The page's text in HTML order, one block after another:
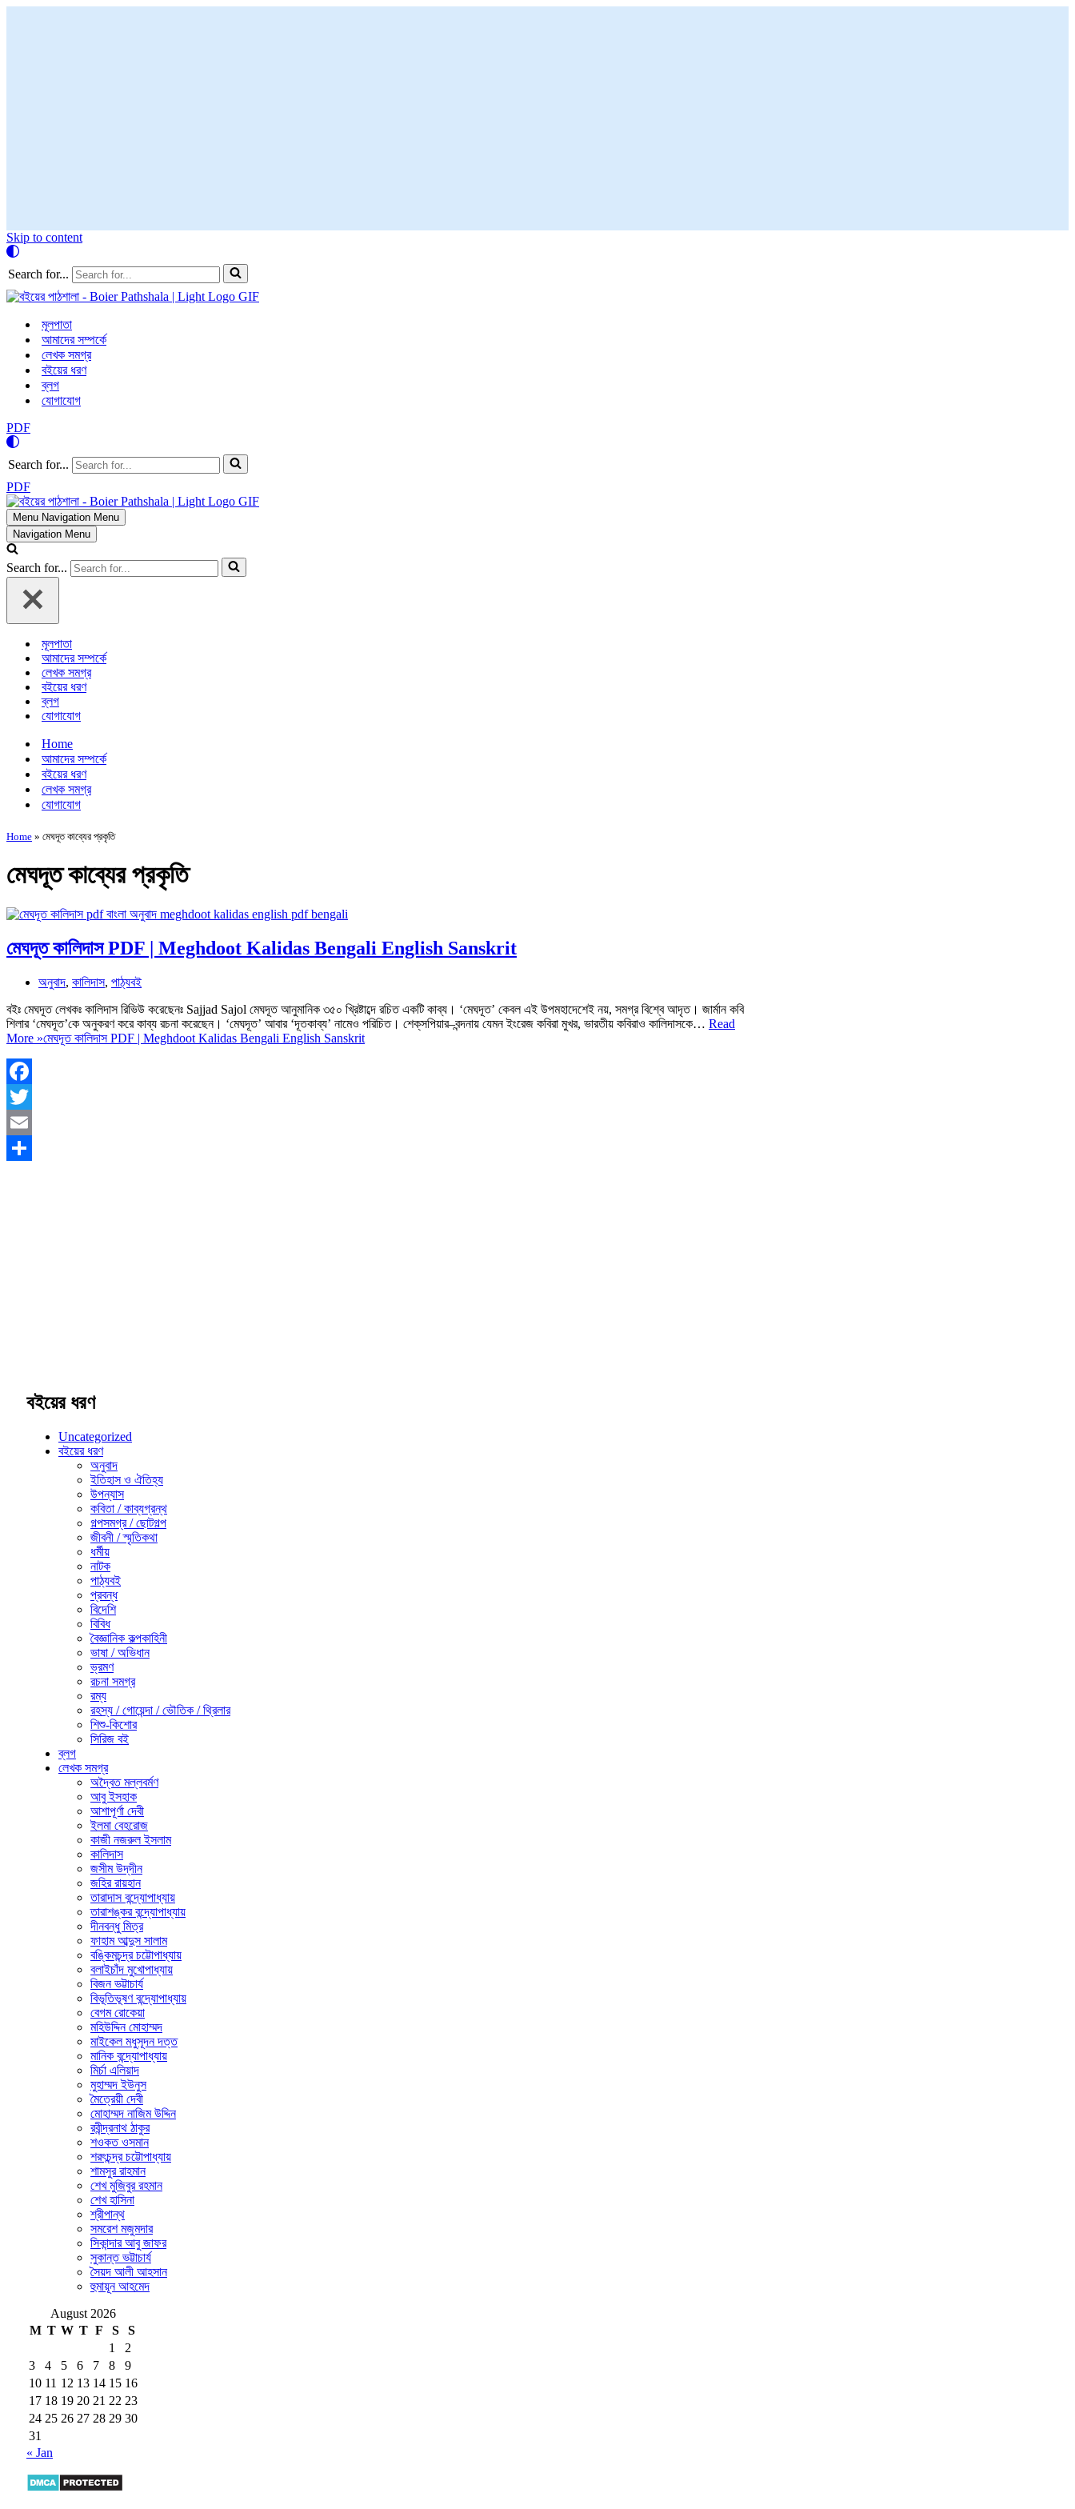
Skip to content
Search for...
মূলপাতা
আমাদের সম্পর্কে
লেখক সমগ্র
বইয়ের ধরণ
ব্লগ
যোগাযোগ
PDF
Search for...
PDF
Menu Navigation Menu
Navigation Menu
Search for...
মূলপাতা
আমাদের সম্পর্কে
লেখক সমগ্র
বইয়ের ধরণ
ব্লগ
যোগাযোগ
Home
আমাদের সম্পর্কে
বইয়ের ধরণ
লেখক সমগ্র
যোগাযোগ
Home » মেঘদূত কাব্যের প্রকৃতি
মেঘদূত কাব্যের প্রকৃতি
মেঘদূত কালিদাস PDF | Meghdoot Kalidas Bengali English Sanskrit
অনুবাদ, কালিদাস, পাঠ্যবই
বইঃ মেঘদূত লেখকঃ কালিদাস রিভিউ করেছেনঃ Sajjad Sajol মেঘদূত আনুমানিক ৩৫০ খ্রিষ্টাব্দে রচিত একটি কাব্য। ‘মেঘদূত’ কেবল এই উপমহাদেশেই নয়, সমগ্র বিশ্বে আদৃত। জার্মান কবি
শিলার ‘মেঘদূত’কে অনুকরণ করে কাব্য রচনা করেছেন। ‘মেঘদূত’ আবার ‘দূতকাব্য’ নামেও পরিচিত। শেক্‌সপিয়ার–বন্দনায় যেমন ইংরেজ কবিরা মুখর, ভারতীয় কবিরাও কালিদাসকে… Read
More »মেঘদূত কালিদাস PDF | Meghdoot Kalidas Bengali English Sanskrit
Facebook
Twitter
Email
বইয়ের ধরণ
Uncategorized
বইয়ের ধরণ
অনুবাদ
ইতিহাস ও ঐতিহ্য
উপন্যাস
কবিতা / কাব্যগ্রন্থ
গল্পসমগ্র / ছোটগল্প
জীবনী / স্মৃতিকথা
ধর্মীয়
নাটক
পাঠ্যবই
প্রবন্ধ
বিদেশি
বিবিধ
বৈজ্ঞানিক কল্পকাহিনী
ভাষা / অভিধান
ভ্রমণ
রচনা সমগ্র
রম্য
রহস্য / গোয়েন্দা / ভৌতিক / থ্রিলার
শিশু-কিশোর
সিরিজ বই
ব্লগ
লেখক সমগ্র
অদ্বৈত মল্লবর্মণ
আবু ইসহাক
আশাপূর্ণা দেবী
ইলমা বেহরোজ
কাজী নজরুল ইসলাম
কালিদাস
জসীম উদ্‌দীন
জহির রায়হান
তারাদাস বন্দ্যোপাধ্যায়
তারাশঙ্কর বন্দ্যোপাধ্যায়
দীনবন্ধু মিত্র
ফাহাম আব্দুস সালাম
বঙ্কিমচন্দ্র চট্টোপাধ্যায়
বলাইচাঁদ মুখোপাধ্যায়
বিজন ভট্টাচার্য
বিভূতিভূষণ বন্দ্যোপাধ্যায়
বেগম রোকেয়া
মহিউদ্দিন মোহাম্মদ
মাইকেল মধুসূদন দত্ত
মানিক বন্দ্যোপাধ্যায়
মির্চা এলিয়াদ
মুহাম্মদ ইউনুস
মৈত্রেয়ী দেবী
মোহাম্মদ নাজিম উদ্দিন
রবীন্দ্রনাথ ঠাকুর
শওকত ওসমান
শরৎচন্দ্র চট্টোপাধ্যায়
শামসুর রাহমান
শেখ মুজিবুর রহমান
শেখ হাসিনা
শ্রীপান্থ
সমরেশ মজুমদার
সিকান্দার আবু জাফর
সুকান্ত ভট্টাচার্য
সৈয়দ আলী আহসান
হুমায়ূন আহমেদ
August 2026
M T W T F S
S
1
2
3
4 5 6 7 8
9
10 11 12 13 14 15 16
17 18 19 20 21 22 23
24 25 26 27 28 29 30
31
« Jan